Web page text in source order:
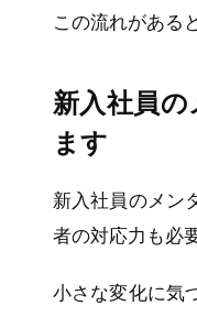
この流れがある
新入社員
ます
新入社員のメン
者の対応力も必
小さな変化に気